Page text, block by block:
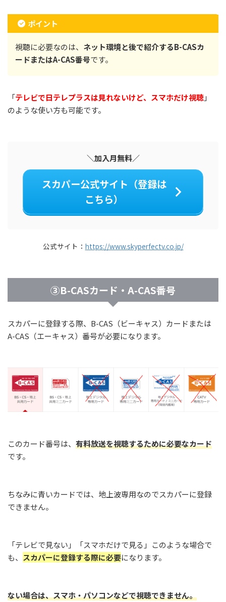
ポイント
視聴に必要なのは、 ネット環境と後で紹介するB-CASカ
ードまたはA-CAS番号です。
「テレビで日テレプラスは見れないけど、スマホだけ視聴」
のような使い方も可能です。
＼加入月無料／
スカパー公式サイト（登録は
こちら）
公式サイト： https://www.skyperfectv.co.jp/
③B-CASカード・A-CAS番号
スカパーに登録する際、B-CAS（ビーキャス）カードまたは
A-CAS（エーキャス）番号が必要になります。
このカード番号は、 有料放送を視聴するために必要なカード
です。
ちなみに青いカードでは、地上波専用なのでスカパーに登録
できません。
「テレビで見ない」「スマホだけで見る」このような場合で
も、 スカパーに登録する際に必要になります。
ない場合は、スマホ・パソコンなどで視聴できません。